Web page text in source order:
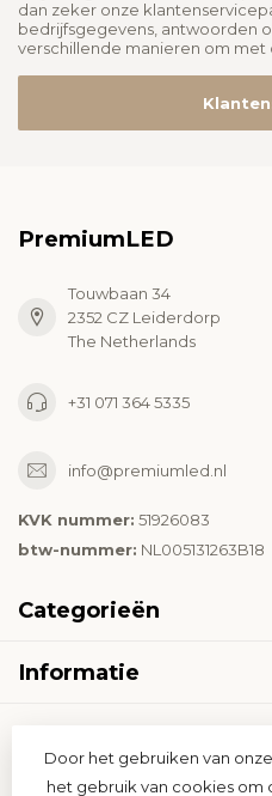
dan zeker onze
bedrijfsgegevens, antwoorden
verschillende manieren om met
PremiumLED
Touwbaan 34
2352 CZ Leiderdorp
The Netherlands
+31 071 364 5335
info@premiumled.nl
KVK nummer: 51926083
btw-nummer: NL005131263B18
Categorieën
Informatie
Door het gebruiken van
het gebruik van cookies om